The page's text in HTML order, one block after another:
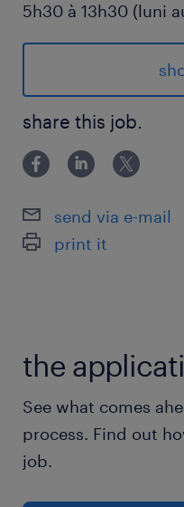
5h30 à 13h30 (luni
📍 Saint-Hubert
📩 Contacte
4114 ou
carolanne.bouthat-
Choisir ce poste de
SAINT-HUBERT,
environnement de
• Révision salariale
d'ancienneté.
• Environnement
et activités
share this job.
send via e-mail
print it
the
See what comes
process. Find out
job.